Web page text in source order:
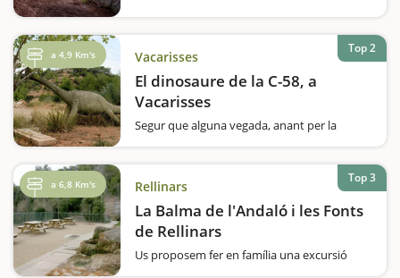
és espectacular vista per fora, també té tot…
a 4,9 Km's Vacarisses
El dinosaure de la C-58, a
Vacarisses
Segur que alguna vegada, anant per la
sorprès veure un dinosaure de formigó i heu
comentat amb la…
Top 2
a 6,8 Km's Rellinars
La Balma de l'Andaló i les Fonts
de Rellinars
Us proposem fer en família una excursió
Top 3